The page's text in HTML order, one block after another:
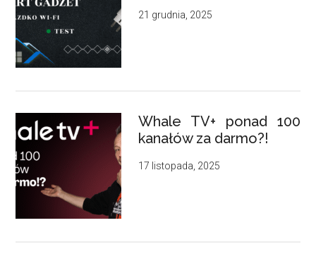
21 grudnia, 2025
Whale TV+ ponad 100
kanałów za darmo?!
17 listopada, 2025